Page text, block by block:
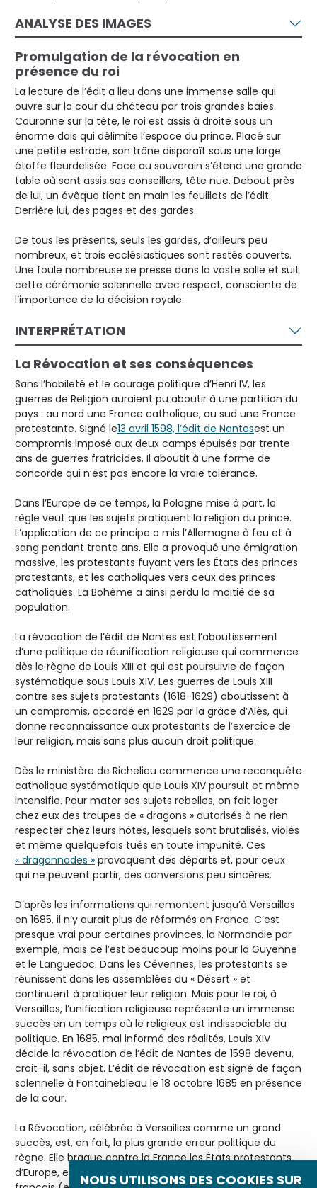
NOUS UTILISONS DES COOKIES SUR
ANALYSE DES IMAGES
Promulgation de la révocation en
présence du roi
La lecture de l’édit a lieu dans une immense salle qui
ouvre sur la cour du château par trois grandes baies.
Couronne sur la tête, le roi est assis à droite sous un
énorme dais qui délimite l’espace du prince. Placé sur
une petite estrade, son trône disparaît sous une large
étoffe fleurdelisée. Face au souverain s’étend une grande
table où sont assis ses conseillers, tête nue. Debout près
de lui, un évêque tient en main les feuillets de l’édit.
Derrière lui, des pages et des gardes.
De tous les présents, seuls les gardes, d’ailleurs peu
nombreux, et trois ecclésiastiques sont restés couverts.
Une foule nombreuse se presse dans la vaste salle et suit
cette cérémonie solennelle avec respect, consciente de
l’importance de la décision royale.
INTERPRÉTATION
La Révocation et ses conséquences
Sans l’habileté et le courage politique d’Henri IV, les
guerres de Religion auraient pu aboutir à une partition du
pays : au nord une France catholique, au sud une France
protestante. Signé le13 avril 1598, l’édit de Nantesest un
compromis imposé aux deux camps épuisés par trente
ans de guerres fratricides. Il aboutit à une forme de
concorde qui n’est pas encore la vraie tolérance.
Dans l’Europe de ce temps, la Pologne mise à part, la
règle veut que les sujets pratiquent la religion du prince.
L’application de ce principe a mis l’Allemagne à feu et à
sang pendant trente ans. Elle a provoqué une émigration
massive, les protestants fuyant vers les États des princes
protestants, et les catholiques vers ceux des princes
catholiques. La Bohême a ainsi perdu la moitié de sa
population.
La révocation de l’édit de Nantes est l’aboutissement
d’une politique de réunification religieuse qui commence
dès le règne de Louis XIII et qui est poursuivie de façon
systématique sous Louis XIV. Les guerres de Louis XIII
contre ses sujets protestants (1618-1629) aboutissent à
un compromis, accordé en 1629 par la grâce d’Alès, qui
donne reconnaissance aux protestants de l’exercice de
leur religion, mais sans plus aucun droit politique.
Dès le ministère de Richelieu commence une reconquête
catholique systématique que Louis XIV poursuit et même
intensifie. Pour mater ses sujets rebelles, on fait loger
chez eux des troupes de « dragons » autorisés à ne rien
respecter chez leurs hôtes, lesquels sont brutalisés, violés
et même quelquefois tués en toute impunité. Ces
« dragonnades » provoquent des départs et, pour ceux
qui ne peuvent partir, des conversions peu sincères.
D’après les informations qui remontent jusqu’à Versailles
en 1685, il n’y aurait plus de réformés en France. C’est
presque vrai pour certaines provinces, la Normandie par
exemple, mais ce l’est beaucoup moins pour la Guyenne
et le Languedoc. Dans les Cévennes, les protestants se
réunissent dans les assemblées du « Désert » et
continuent à pratiquer leur religion. Mais pour le roi, à
Versailles, l’unification religieuse représente un immense
succès en un temps où le religieux est indissociable du
politique. En 1685, mal informé des réalités, Louis XIV
décide la révocation de l’édit de Nantes de 1598 devenu,
croit-il, sans objet. L’édit de révocation est signé de façon
solennelle à Fontainebleau le 18 octobre 1685 en présence
de la cour.
La Révocation, célébrée à Versailles comme un grand
succès, est, en fait, la plus grande erreur politique du
règne. Elle braque contre la France les États protestants
d’Europe, elle provoque un exil massif des protestants